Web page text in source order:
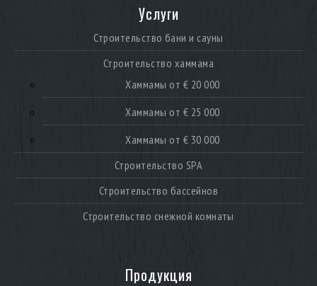
Услуги
Строительство бани и сауны
Строительство хаммама
Хаммамы от € 20 000
Хаммамы от € 25 000
Хаммамы от € 30 000
Строительство SPA
Строительство бассейнов
Строительство снежной комнаты
Продукция